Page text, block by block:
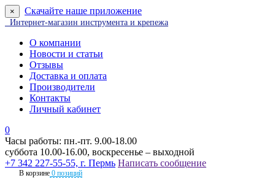
× Скачайте наше приложение
Интернет-магазин инструмента и крепежа
О компании
Новости и статьи
Отзывы
Доставка и оплата
Производители
Контакты
Личный кабинет
0
Часы работы: пн.-пт. 9.00-18.00
суббота 10.00-16.00, воскресенье – выходной
+7 342 227-55-55, г. Пермь Написать сообщение
В корзине 0 позиций